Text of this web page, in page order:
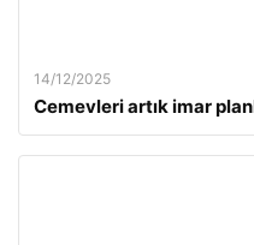
14/12/2025
Cemevleri artık imar